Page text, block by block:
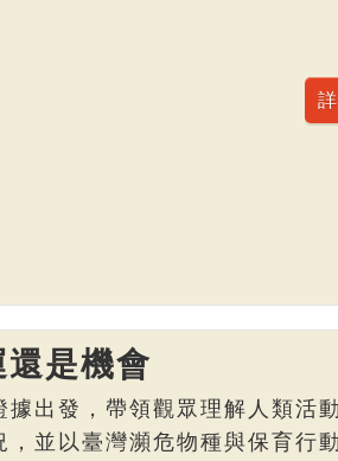
是機會
出發，帶領觀眾理解人類活
並以臺灣瀕危物種與保育行